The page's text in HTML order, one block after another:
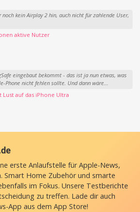
kein Airplay 2 hin, auch nicht für zahlende User,
aktive Nutzer
eingebaut bekommt - das ist ja nun etwas, was
Phone nicht fehlen sollte. Und dann wäre...
Lust auf das iPhone Ultra
erste Anlaufstelle für Apple-News,
Smart Home Zubehör und smarte
im Fokus. Unsere Testberichte
zu treffen. Lade dir auch
App aus dem App Store!